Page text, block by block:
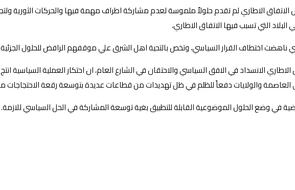
الاطاري لم تقدم حلولاً ملموسة لعدم مشاركة اطراف مهمة فيها والحركات الثورية
التي تسبب فيها الاتفاق الاطاري،
ناهضت اختطاف القرار السياسي، وتخص بالتحية اهل الشرق علي موقفهم الرافض للحلول
الاطاري الانسداد في الافق السياسي والاحتقان في الشارع العام، ان احتكار العملية
والولايات دفعاً للظلم في ظل تهديدات من قطاعات عديدة بتوسعة رقعة الاحتجاجات
في وضع الحلول الموضوعية القابلة للتطبيق بغية توسعة المشاركة في الحل السياسي للازمة.